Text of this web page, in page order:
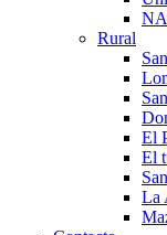
Rural
El
El
La